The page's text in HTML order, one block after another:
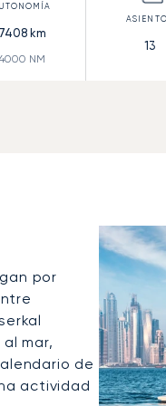
7408km
NM
13
por
mar,
de
actividad